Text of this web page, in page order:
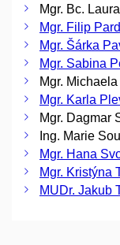
Mgr. Bc.
Mgr. Filip
Mgr. Šárka
Mgr. Sabina
Mgr.
Mgr. Karla
Mgr. Dagmar
Ing. Marie
Mgr. Hana
Mgr. Kristýna
MUDr. Jakub